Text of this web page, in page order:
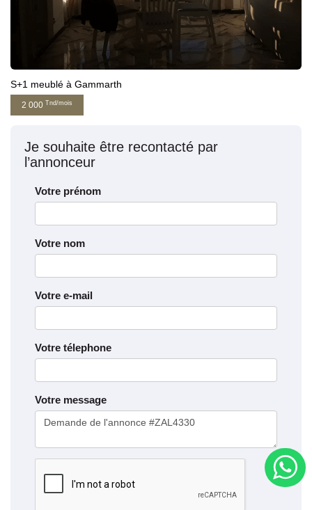
S+1 meublé à Gammarth
2 000 Tnd/mois
Je souhaite être recontacté par
l’annonceur
Votre prénom
Votre nom
Votre e-mail
Votre télephone
Votre message